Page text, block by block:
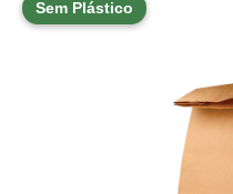
Sem Plástico